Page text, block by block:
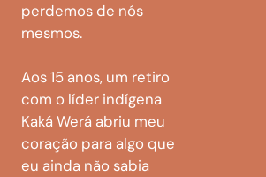
perdemos de nós
mesmos.
Aos 15 anos, um retiro
com o líder indígena
Kaká Werá abriu meu
coração para algo que
eu ainda não sabia